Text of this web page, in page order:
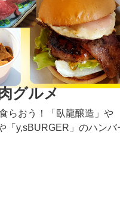
グルメ
らおう！「臥龍醸造」や
「y,sBURGER」のハンバ